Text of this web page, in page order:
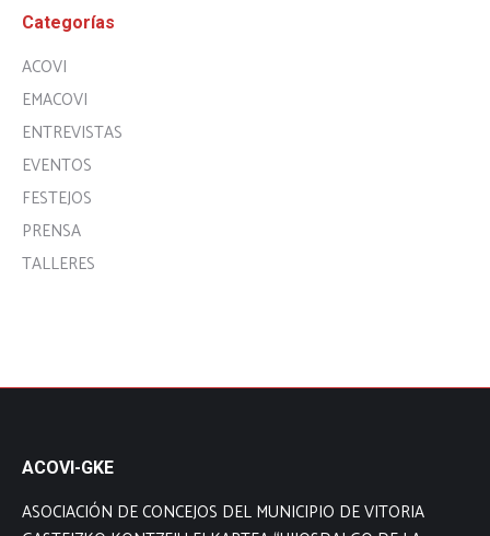
Categorías
ACOVI
EMACOVI
ENTREVISTAS
EVENTOS
FESTEJOS
PRENSA
TALLERES
ACOVI-GKE
ASOCIACIÓN DE CONCEJOS DEL MUNICIPIO DE VITORIA